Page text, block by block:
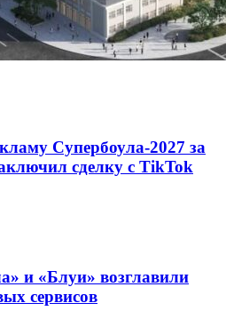
Супербоула-2027 за
сделку с TikTok
и «Блуи» возглавили
сервисов